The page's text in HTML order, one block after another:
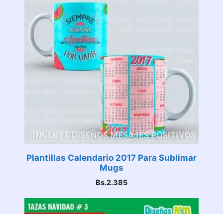
Plantillas Calendario 2017 Para Sublimar
Mugs
Bs.2.385